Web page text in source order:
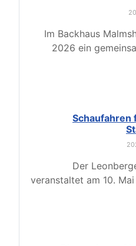
Im Backhaus
2026 ein
Schaufahren
Der
veranstaltet am 10.